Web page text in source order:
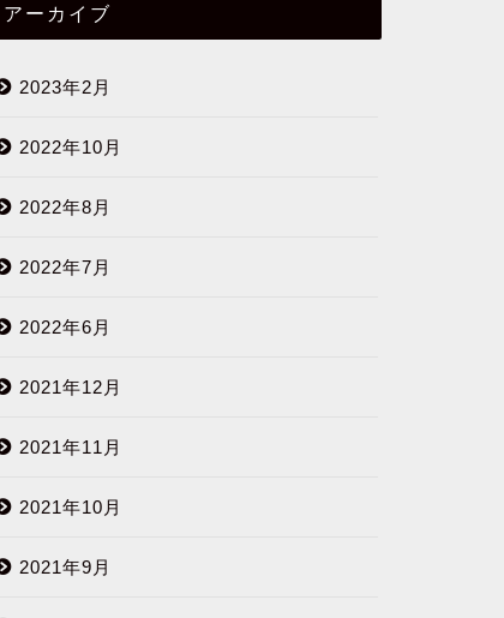
アーカイブ
2023年2月
2022年10月
2022年8月
2022年7月
2022年6月
2021年12月
2021年11月
2021年10月
2021年9月